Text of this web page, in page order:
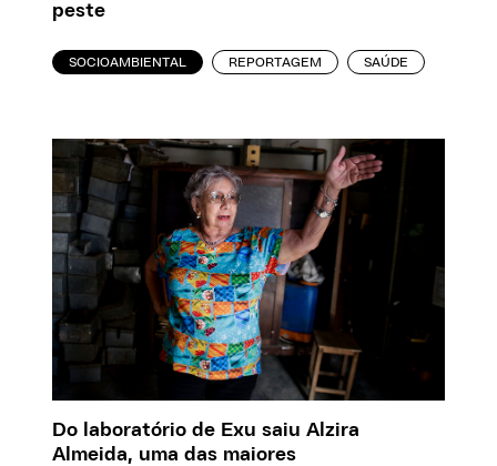
peste
SOCIOAMBIENTAL REPORTAGEM SAÚDE
Do laboratório de Exu saiu Alzira
Almeida, uma das maiores